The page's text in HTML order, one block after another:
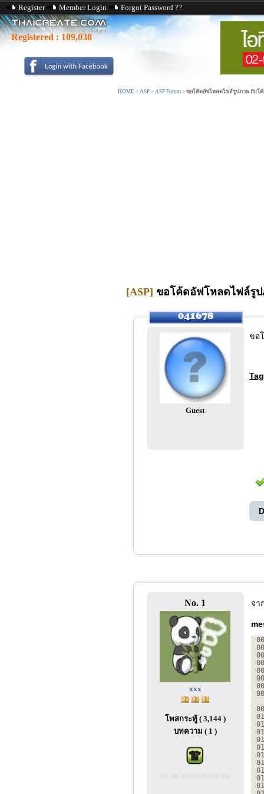
Register Member Login Forgot Password ??
Registered : 109,038
HOME > ASP > ASP Forum > ขอโค้ดอัฟโหลดไฟล์รูปภาพ กับโ
[ASP] ขอโค้ดอัฟโหลดไฟล์รูป
Guest
ขอ
Tag
No. 1
xxx
โพสกระทู้ ( 3,144 )
บทความ ( 1 )
จา